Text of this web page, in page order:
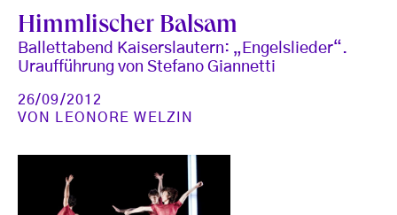
Himmlischer Balsam
Ballettabend Kaiserslautern: „Engelslieder“.
Uraufführung von Stefano Giannetti
26/09/2012
VON
LEONORE WELZIN